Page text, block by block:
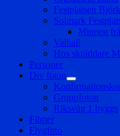
undermeny
Festplatsen
Solmark
Minnen
Valhall
Hos skräddare
Personer
Div foton
expandera
undermeny
Gruppfoton
Riksväg 1 byggs
Filmer
Flygfoto